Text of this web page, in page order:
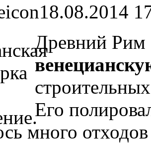
18.08.2014
Древний Рим
Его
много